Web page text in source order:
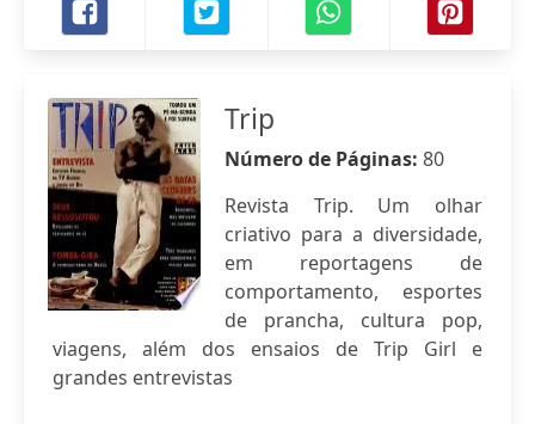
Trip
Número de Páginas: 80
Revista Trip. Um olhar
criativo para a diversidade,
em reportagens de
comportamento, esportes
de prancha, cultura pop,
viagens, além dos ensaios de Trip Girl e
grandes entrevistas